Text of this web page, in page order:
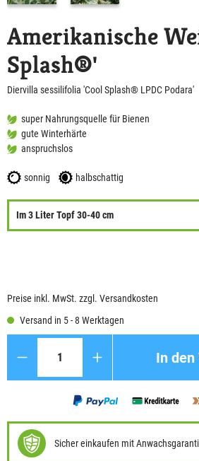
Amerikanische
Splash®'
Diervilla sessilifolia 'Cool Splash® LPDC Podara'
super Nahrungsquelle für Bienen
gute Winterhärte
anspruchslos
sonnig halbschattig
Im 3 Liter Topf 30-40 cm
Preise inkl. MwSt. zzgl. Versandkosten
Versand in 5 - 8 Werktagen
In den
Sicher einkaufen mit